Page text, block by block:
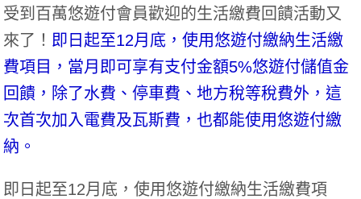
受到百萬悠遊付會員歡迎的生活繳費回饋活動又
來了！ 即日起至12月底，使用悠遊付繳納生活繳
費項目，當月即可享有支付金額5%悠遊付儲值金
回饋，除了水費、停車費、地方稅等稅費外，這
次首次加入電費及瓦斯費，也都能使用悠遊付繳
納。
即日起至12月底，使用悠遊付繳納生活繳費項